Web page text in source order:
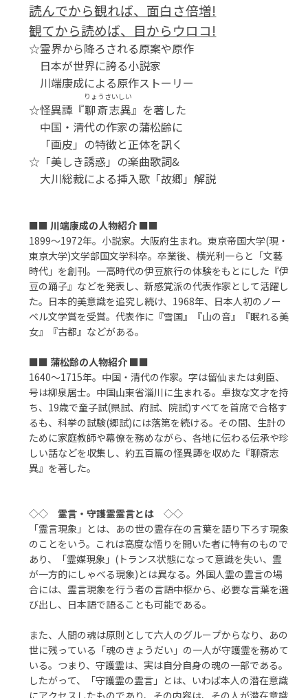
読んでから観れば、面白さ倍増!
観てから読めば、目からウロコ!
☆霊界から降ろされる原案や原作
日本が世界に誇る小説家
川端康成による原作ストーリー
☆怪異譚『聊斎志異
りょうさいしい
』を著した
中国・清代の作家の蒲松齢に
「画皮」の特徴と正体を訊く
☆「美しき誘惑」の楽曲歌詞&
大川総裁による挿入歌「故郷」解説
■■川端康成の人物紹介 ■■
1899～1972年。小説家。大阪府生まれ。東京帝国大学(現・
東京大学)文学部国文学科卒。卒業後、横光利一らと「文藝
時代」を創刊。一高時代の伊豆旅行の体験をもとにした『伊
豆の踊子』などを発表し、新感覚派の代表作家として活躍し
た。日本的美意識を追究し続け、1968年、日本人初のノー
ベル文学賞を受賞。代表作に『雪国』『山の音』『眠れる美
女』『古都』などがある。
■■蒲松齢の人物紹介 ■■
1640～1715年。中国・清代の作家。字は留仙または剣臣、
号は柳泉居士。中国山東省淄川に生まれる。卓抜な文才を持
ち、19歳で童子試(県試、府試、院試)すべてを首席で合格す
るも、科挙の試験(郷試)には落第を続ける。その間、生計の
ために家庭教師や幕僚を務めながら、各地に伝わる伝承や珍
しい話などを収集し、約五百篇の怪異譚を収めた『聊斎志
異』を著した。
◇◇霊言・守護霊霊言とは ◇◇
「霊言現象」とは、あの世の霊存在の言葉を語り下ろす現象
のことをいう。これは高度な悟りを開いた者に特有のもので
あり、「霊媒現象」(トランス状態になって意識を失い、霊
が一方的にしゃべる現象)とは異なる。外国人霊の霊言の場
合には、霊言現象を行う者の言語中枢から、必要な言葉を選
び出し、日本語で語ることも可能である。
また、人間の魂は原則として六人のグループからなり、あの
世に残っている「魂のきょうだい」の一人が守護霊を務めて
いる。つまり、守護霊は、実は自分自身の魂の一部である。
したがって、「守護霊の霊言」とは、いわば本人の潜在意識